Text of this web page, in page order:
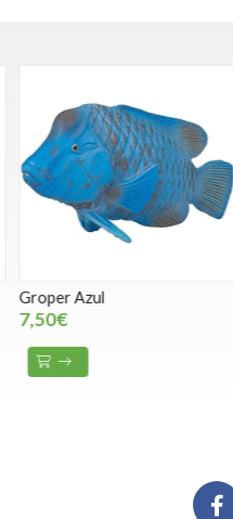
Groper Azul
7,50€